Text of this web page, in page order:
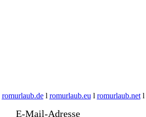
romurlaub.del romurlaub.eu l romurlaub.netl
E-Mail-Adresse